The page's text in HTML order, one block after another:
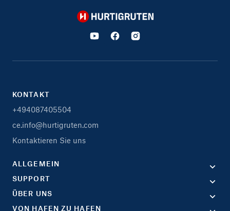
Hurtigruten
KONTAKT
+494087405504
ce.info@hurtigruten.com
Kontaktieren Sie uns
ALLGEMEIN
SUPPORT
ÜBER UNS
VON HAFEN ZU HAFEN